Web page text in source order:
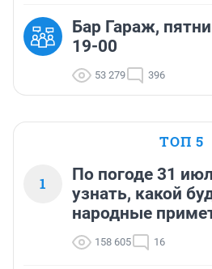
Бар Гараж,
19-00
53 279 396
ТОП 5
1
По погоде 31
узнать, какой
народные
158 605 16